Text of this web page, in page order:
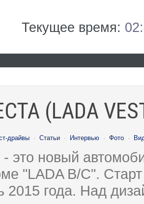
Текущее время:
(LADA
драйвы · Статьи · Интервью · Фото ·
это новый
"LADA B/C".
2015 года. Над